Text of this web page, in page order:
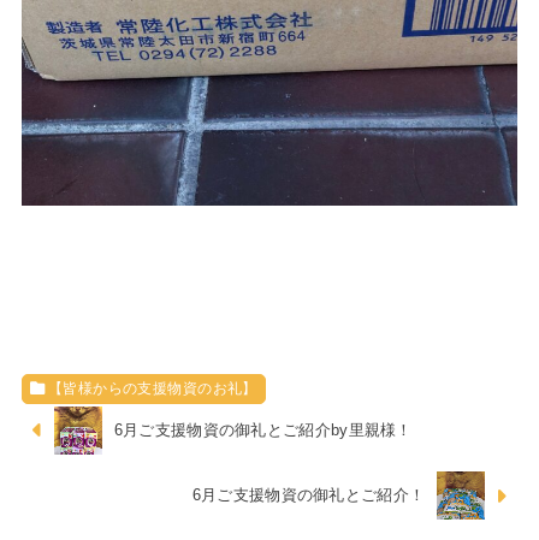
【皆様からの支援物資のお礼】
6月ご支援物資の御礼とご紹介by里親様！
6月ご支援物資の御礼とご紹介！